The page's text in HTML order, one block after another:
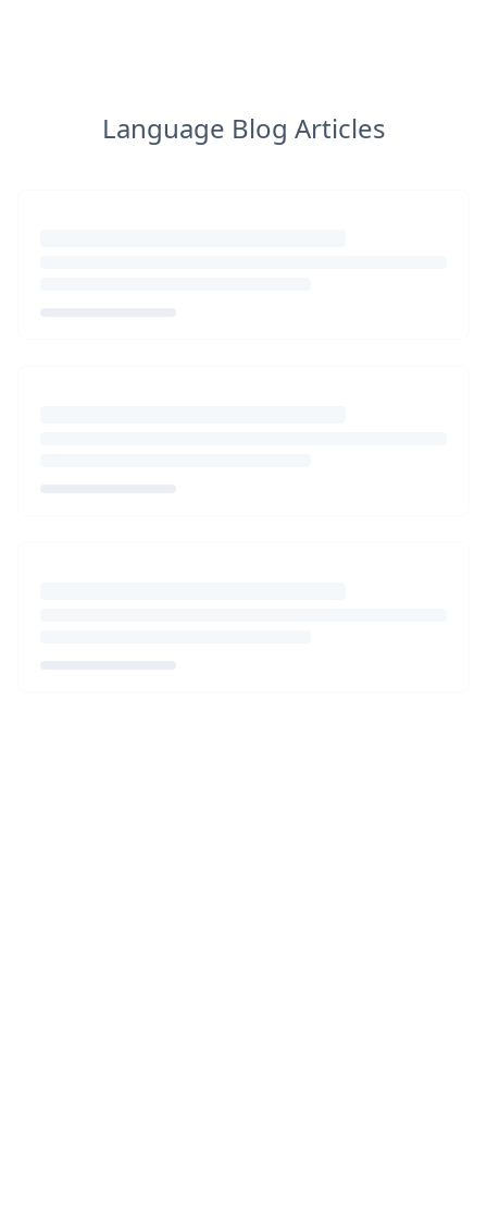
Language Blog Articles